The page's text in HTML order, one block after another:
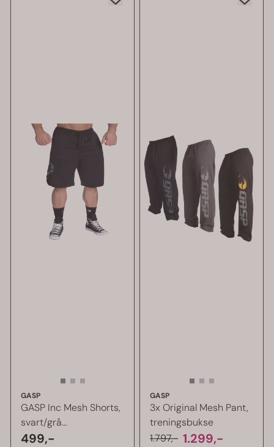
GASP
GASP Inc Mesh Shorts,
svart/grå
treningsshorts
499,-
GASP
3x Original Mesh Pant,
treningsbukse
1.797,- 1.299,-